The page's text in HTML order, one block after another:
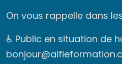
On vous rappelle dans
♿ Public en situation de